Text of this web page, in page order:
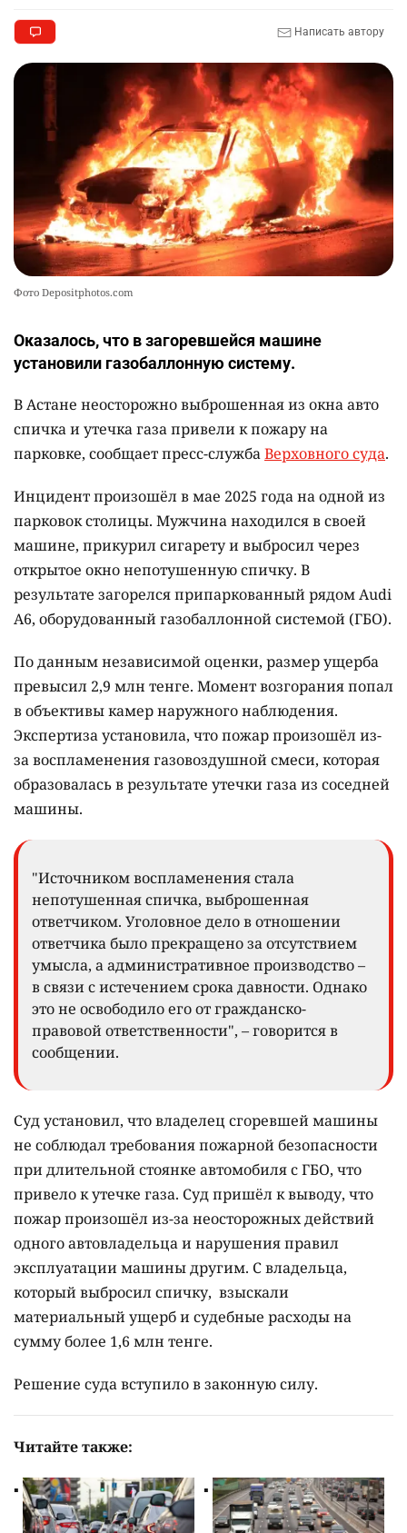
Написать автору
Фото Depositphotos.com
Оказалось, что в загоревшейся машине
установили газобаллонную систему.
В Астане неосторожно выброшенная из окна авто
спичка и утечка газа привели к пожару на
парковке, сообщает пресс-службаВерховного суда.
Инцидент произошёл в мае 2025 года на одной из
парковок столицы. Мужчина находился в своей
машине, прикурил сигарету и выбросил через
открытое окно непотушенную спичку. В
результате загорелся припаркованный рядом Audi
A6, оборудованный газобаллонной системой (ГБО).
По данным независимой оценки, размер ущерба
превысил 2,9 млн тенге. Момент возгорания попал
в объективы камер наружного наблюдения.
Экспертиза установила, что пожар произошёл из-
за воспламенения газовоздушной смеси, которая
образовалась в результате утечки газа из соседней
машины.
"Источником воспламенения стала
непотушенная спичка, выброшенная
ответчиком. Уголовное дело в отношении
ответчика было прекращено за отсутствием
умысла, а административное производство –
в связи с истечением срока давности. Однако
это не освободило его от гражданско-
правовой ответственности", – говорится в
сообщении.
Суд установил, что владелец сгоревшей машины
не соблюдал требования пожарной безопасности
при длительной стоянке автомобиля с ГБО, что
привело к утечке газа. Суд пришёл к выводу, что
пожар произошёл из-за неосторожных действий
одного автовладельца и нарушения правил
эксплуатации машины другим. С владельца,
который выбросил спичку, взыскали
материальный ущерб и судебные расходы на
сумму более 1,6 млн тенге.
Решение суда вступило в законную силу.
Читайте также: